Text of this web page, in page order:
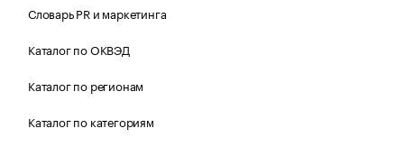
Словарь PR и маркетинга
Каталог по ОКВЭД
Каталог по регионам
Каталог по категориям